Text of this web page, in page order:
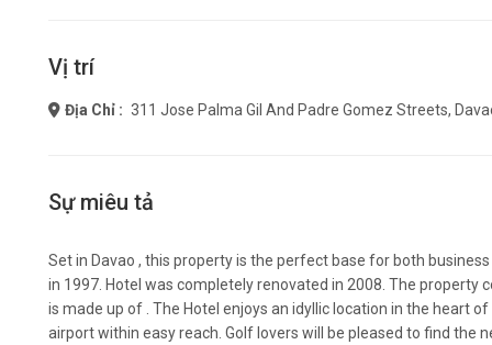
Vị trí
Địa Chỉ : 311 Jose Palma Gil And Padre Gomez Streets,
Sự miêu tả
Set in Davao , this property is the perfect base for both
in 1997. Hotel was completely renovated in 2008. The property
is made up of . The Hotel enjoys an idyllic location in the heart
airport within easy reach. Golf lovers will be pleased to find the